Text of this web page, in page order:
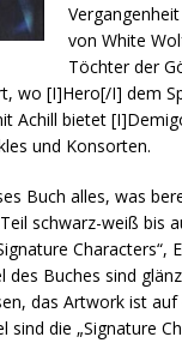
von White
Töchter der
wo [I]Hero[/I] dem
Achill bietet
und Konsorten.
Buch alles, was
schwarz-weiß bis
des Buches sind
das Artwork ist
sind die „Signature